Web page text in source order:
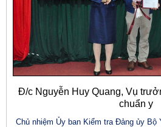
Đ/c Nguyễn Huy Quang, Vụ
chuẩn y
Chủ nhiệm Ủy ban Kiểm tra Đảng ủy Bộ